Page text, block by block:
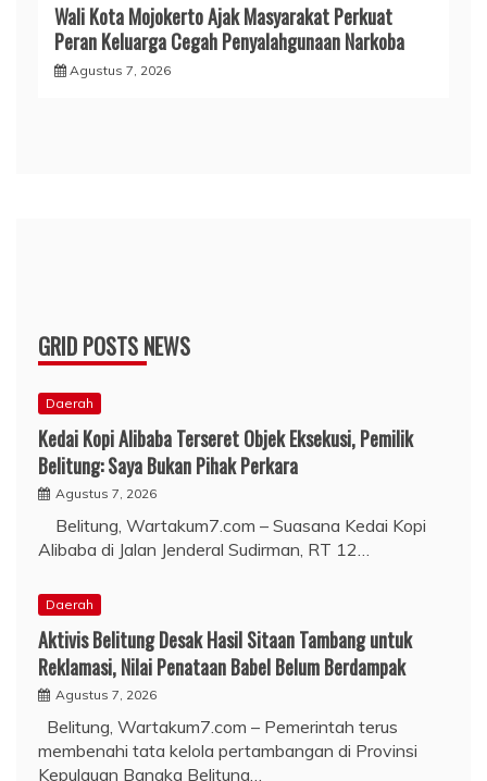
Wali Kota Mojokerto Ajak Masyarakat Perkuat
Peran Keluarga Cegah Penyalahgunaan Narkoba
Agustus 7, 2026
GRID POSTS NEWS
Daerah
Kedai Kopi Alibaba Terseret Objek Eksekusi, Pemilik
Belitung: Saya Bukan Pihak Perkara
Agustus 7, 2026
Belitung, Wartakum7.com – Suasana Kedai Kopi
Alibaba di Jalan Jenderal Sudirman, RT 12…
Daerah
Aktivis Belitung Desak Hasil Sitaan Tambang untuk
Reklamasi, Nilai Penataan Babel Belum Berdampak
Agustus 7, 2026
Belitung, Wartakum7.com – Pemerintah terus
membenahi tata kelola pertambangan di Provinsi
Kepulauan Bangka Belitung…